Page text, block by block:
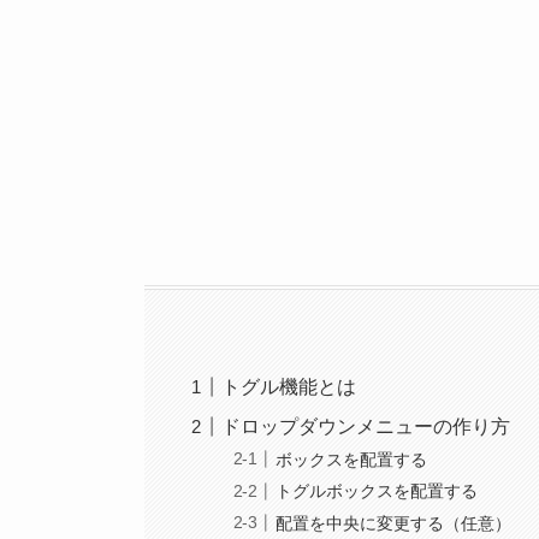
トグル機能とは
ドロップダウンメニューの作り方
ボックスを配置する
トグルボックスを配置する
配置を中央に変更する（任意）